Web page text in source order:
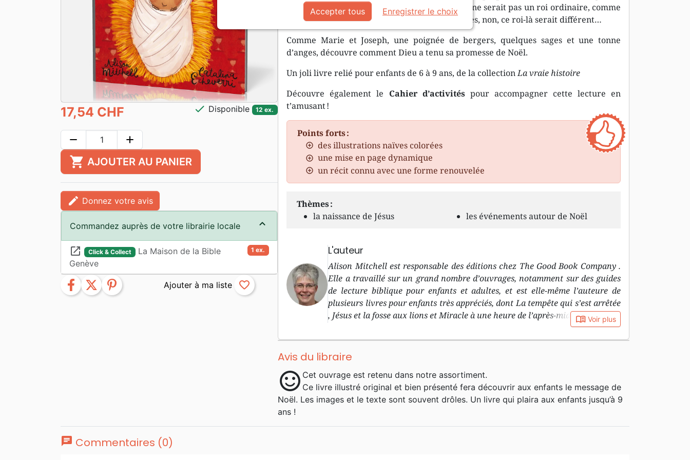
Dieu a promis qu’un nouveau roi viendrait. Ce ne serait pas un roi ordinaire, comme
ceux que l’on peut voir à la télé ou dans les livres, non, ce roi-là serait différent…
Comme Marie et Joseph, une poignée de bergers, quelques sages et une tonne
d’anges, découvre comment Dieu a tenu sa promesse de Noël.
Un joli livre relié pour enfants de 6 à 9 ans, de la collectionLa vraie histoire
Découvre également le Cahier d’activitéspour accompagner cette lecture en
t’amusant !
Points forts :
des illustrations naïves colorées
une mise en page dynamique
un récit connu avec une forme renouvelée
Thèmes :
la naissance de Jésus
les événements autour de Noël
L'auteur
Alison Mitchell est responsable des éditions chez The Good Book Company .
Elle a travaillé sur un grand nombre d’ouvrages, notamment sur des guides
de lecture biblique pour enfants et adultes, et est elle-même l’auteure de
plusieurs livres pour enfants très appréciés, dont La tempête qui s’est arrêtée
, Jésus et la fosse aux lions et Miracle à une heure de l’après-midi .book_open Voir plus
Avis du libraire
sentiment_satisfied Cet ouvrage est retenu dans notre assortiment.
Ce livre illustré original et bien présenté fera découvrir aux enfants le message de
Noël. Les images et le texte sont souvent drôles. Un livre qui plaira aux enfants jusqu’à 9
ans !
17,54 CHF check Disponible 12 ex.
remove add
shopping_cart AJOUTER AU PANIER
edit Donnez votre avis
Commandez auprès de votre librairie locale
1 ex.
launch Click & Collect La Maison de la Bible
Genève
facebook twitter pinterest favorite_border
chat Commentaires (0)
Accepter tous Enregistrer le choix